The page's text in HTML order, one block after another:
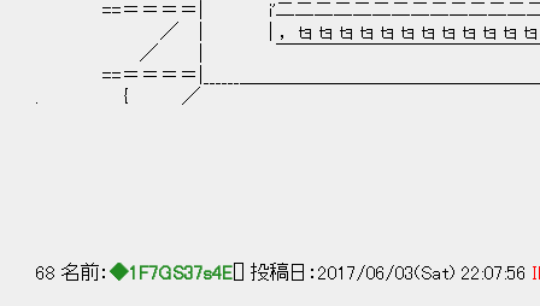
==＝＝＝＝| i'二二二二二二二二二二二二二二
／ | | ， ｔｮ ｔｮ ｔｮ ｔｮ ｔｮ ｔｮ ｔｮ ｔｮ ｔｮ ｔｮ ｔｮ ｔ
／ | ￣￣￣￣￣￣￣￣￣￣￣￣
==＝＝＝＝|______＿＿＿＿＿＿＿＿＿＿＿＿＿＿＿＿
. { ／
68 名前： ◆1F7GS37s4E [] 投稿日：2017/06/03(Sat) 22:07:56